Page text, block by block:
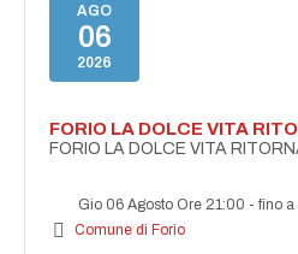
AGO
06
2026
FORIO LA DOLCE VITA
FORIO LA DOLCE VITA
Gio 06 Agosto Ore 21:00 -fino
Comune di Forio